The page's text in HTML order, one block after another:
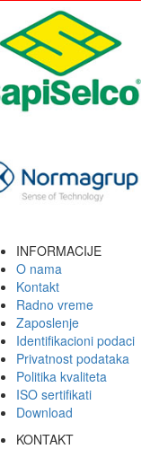
INFORMACIJE
O nama
Kontakt
Radno vreme
Zaposlenje
Identifikacioni podaci
Privatnost podataka
Politika kvaliteta
ISO sertifikati
Download
KONTAKT